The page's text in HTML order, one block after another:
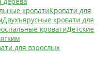
кроватиКровати для
Двухъярусные кровати для
кроватиДетские
для взрослых